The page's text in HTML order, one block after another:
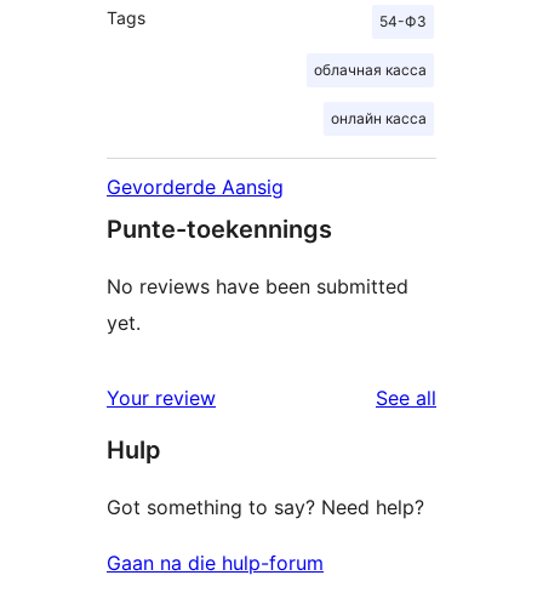
Tags 54-ФЗ
облачная касса
онлайн касса
Gevorderde Aansig
Punte-toekennings
No reviews have been submitted
yet.
Your review See all
Hulp
Got something to say? Need help?
Gaan na die hulp-forum